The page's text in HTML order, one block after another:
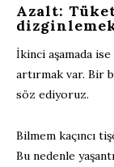
Azalt:
İkinci aşamada ise
artırmak var. Bir
söz ediyoruz.
Bilmem kaçıncı
Bu nedenle